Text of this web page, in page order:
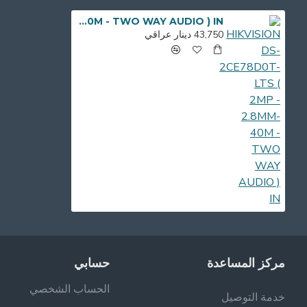
HIKVISION DS-2CE78D0T-LTS ( 2MP - 2.8MM- 40M - TWO WAY AUDIO ) IN
43,750 دينار عراقي
مركز المساعدة
خدمة التوصيل
حسابي
الحساب الشخصي